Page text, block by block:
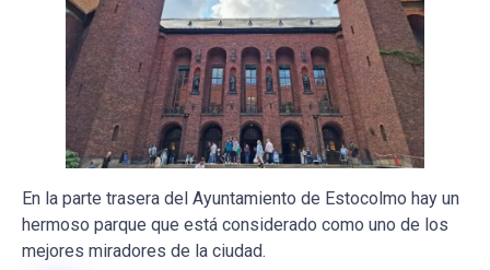
En la parte trasera del Ayuntamiento de Estocolmo hay un
hermoso parque que está considerado como uno de los
mejores miradores de la ciudad.